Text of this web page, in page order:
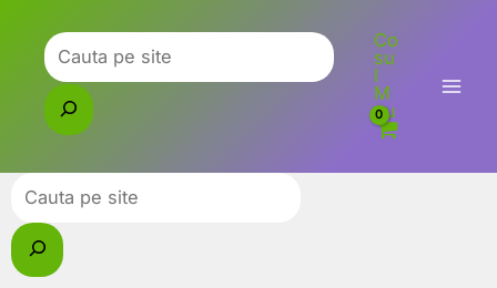
content
Caută
Co
su
l
M
eu
Caută